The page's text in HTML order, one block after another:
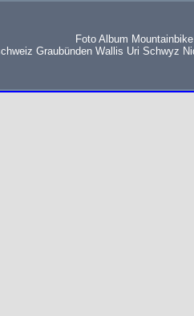
Foto Album
Graubünden Wallis Uri Schwyz